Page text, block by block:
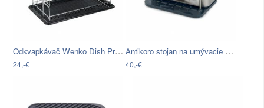
Odkvapkávač Wenko Dish Premium
24,-€
Antikoro stojan na umývacie prostriedky…
40,-€